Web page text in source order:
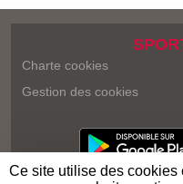
Charte cookies
Gestion des cookies
Ce site utilise des cookies